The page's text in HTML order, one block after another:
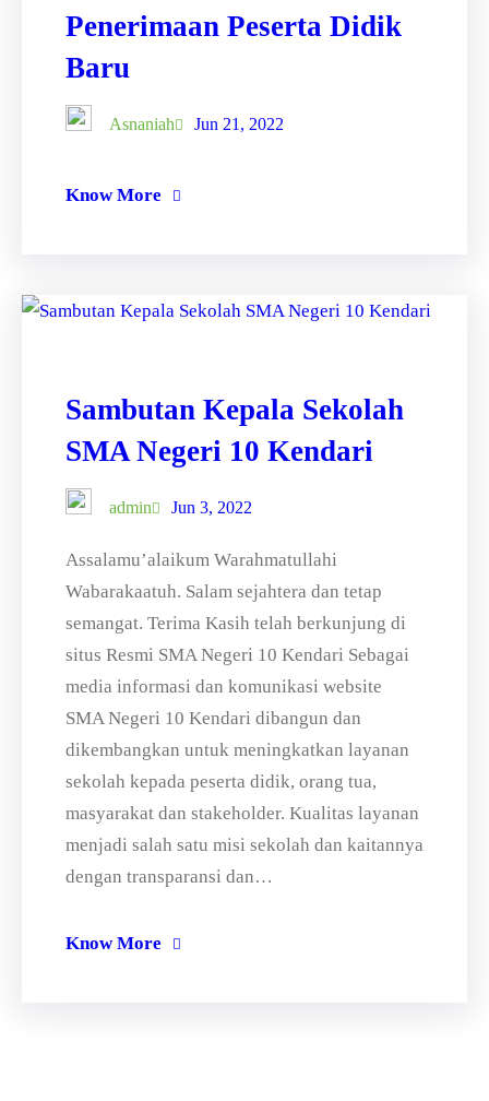
Penerimaan Peserta Didik
Baru
Asnaniah Jun 21, 2022
Know More
Sambutan Kepala Sekolah
SMA Negeri 10 Kendari
admin Jun 3, 2022
Assalamu’alaikum Warahmatullahi
Wabarakaatuh. Salam sejahtera dan tetap
semangat. Terima Kasih telah berkunjung di
situs Resmi SMA Negeri 10 Kendari Sebagai
media informasi dan komunikasi website
SMA Negeri 10 Kendari dibangun dan
dikembangkan untuk meningkatkan layanan
sekolah kepada peserta didik, orang tua,
masyarakat dan stakeholder. Kualitas layanan
menjadi salah satu misi sekolah dan kaitannya
dengan transparansi dan…
Know More